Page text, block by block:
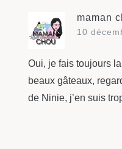
maman
10
Oui, je fais toujours
beaux gâteaux,
de Ninie, j’en suis